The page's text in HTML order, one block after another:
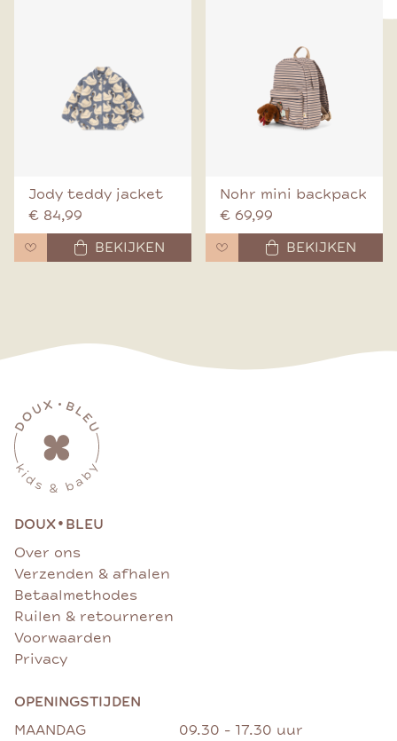
Jody teddy jacket
€ 84,99
BEKIJKEN
Nohr mini backpack
€ 69,99
BEKIJKEN
DOUX• BLEU
Over ons
Verzenden & afhalen
Betaalmethodes
Ruilen & retourneren
Voorwaarden
Privacy
OPENINGSTIJDEN
MAANDAG
09.30 - 17.30 uur